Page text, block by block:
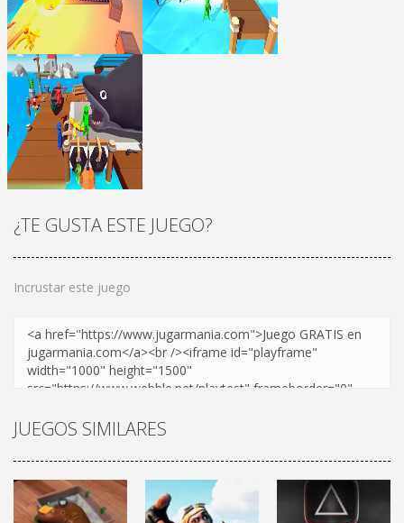
¡JUGAR
Zoom
¿TE GUSTA ESTE JUEGO?
Incrustar este juego
JUEGOS SIMILARES